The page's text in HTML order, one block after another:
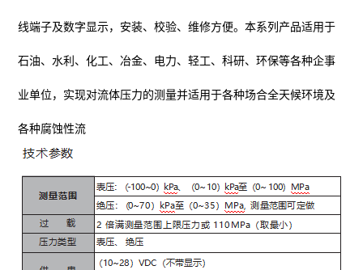
线端子及数字显示，安装、校验、维修方便。本系列产品适用于
石油、水利、化工、冶金、电力、轻工、科研、环保等各种企事
业单位，实现对流体压力的测量并适用于各种场合全天候环境及
各种腐蚀性流